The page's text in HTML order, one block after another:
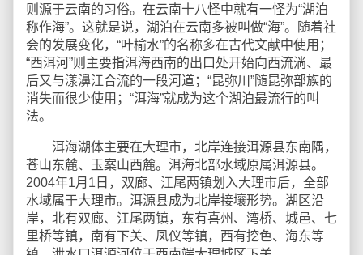
则源于云南的习俗。在云南十八怪中就有一怪为“湖泊
称作海”。这就是说，湖泊在云南多被叫做“海”。随着社
会的发展变化，“叶榆水”的名称多在古代文献中使用；
“西洱河”则主要指洱海西南的出口处开始向西流淌、最
后又与漾濞江合流的一段河道；“昆弥川”随昆弥部族的
消失而很少使用；“洱海”就成为这个湖泊最流行的叫
法。
洱海湖体主要在大理市，北岸连接洱源县东南隅，
苍山东麓、玉案山西麓。洱海北部水域原属洱源县。
2004年1月1日，双廊、江尾两镇划入大理市后，全部
水域属于大理市。洱源县成为北岸接壤形势。湖区沿
岸，北有双廊、江尾两镇，东有喜州、湾桥、城邑、七
里桥等镇，南有下关、凤仪等镇，西有挖色、海东等